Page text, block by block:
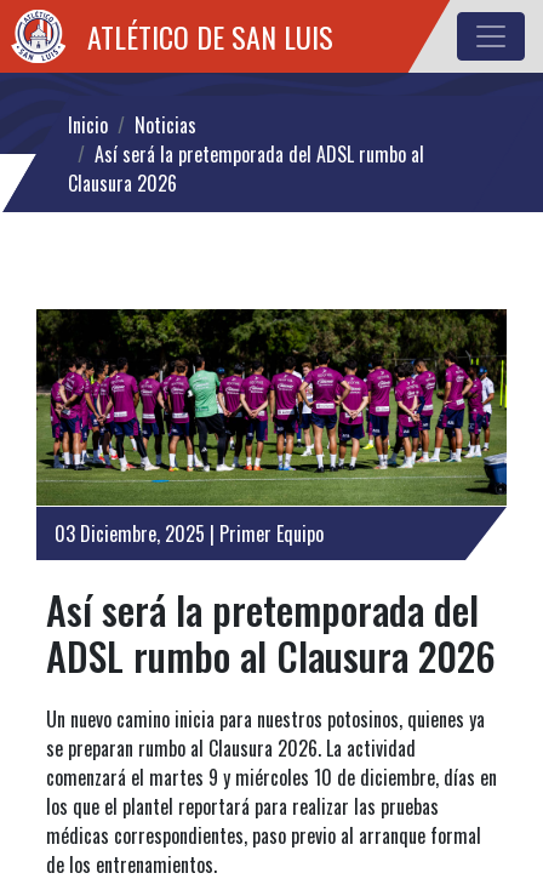
ATLÉTICO DE SAN LUIS
Inicio
Noticias
Así será la pretemporada del ADSL rumbo al
Clausura 2026
03 Diciembre, 2025 | Primer Equipo
Así será la pretemporada del
ADSL rumbo al Clausura 2026
Un nuevo camino inicia para nuestros potosinos, quienes ya
se preparan rumbo al Clausura 2026. La actividad
comenzará el martes 9 y miércoles 10 de diciembre, días en
los que el plantel reportará para realizar las pruebas
médicas correspondientes, paso previo al arranque formal
de los entrenamientos.